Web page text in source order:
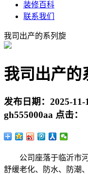
装修百科
联系我们
我司出产的系列旋
我司出产的
发布日期： 2025-11-
gh555000aa 点击：
公司座落于临沂市河
舒缓老化、防水、防潮